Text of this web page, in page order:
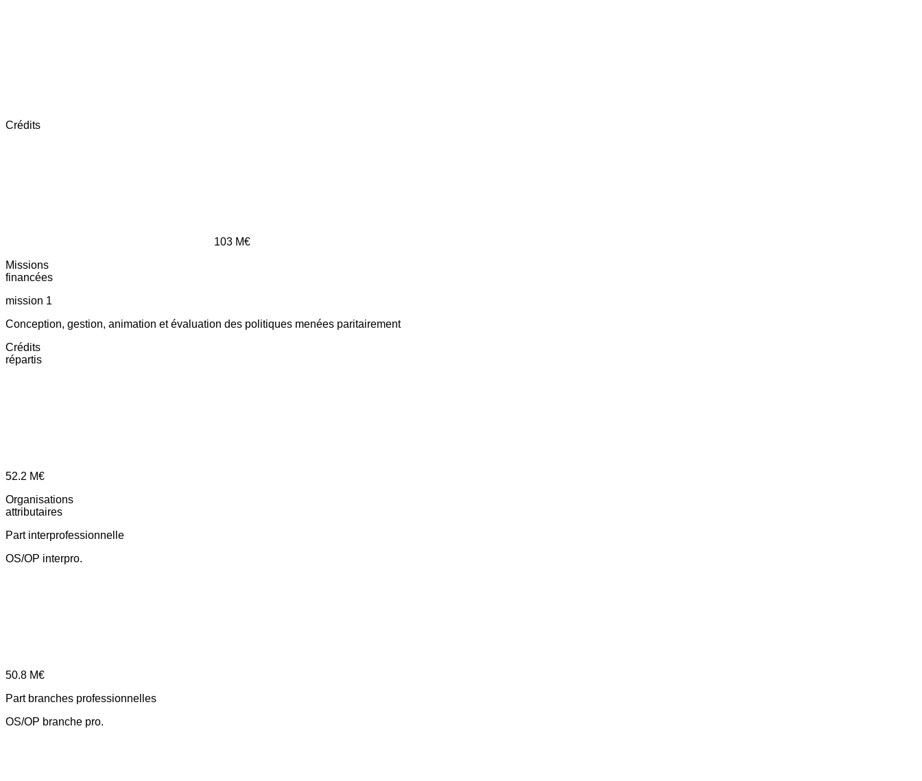
Crédits
103 M€
Missions
financées
mission 1
Conception, gestion, animation et évaluation des politiques menées paritairement
Crédits
répartis
52.2 M€
Organisations
attributaires
Part interprofessionnelle
OS/OP interpro.
50.8 M€
Part branches professionnelles
OS/OP branche pro.